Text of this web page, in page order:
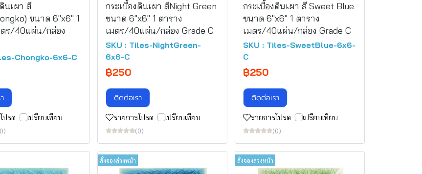
นเผา สี
ขนาด 6"x6" 1
ตร/40แผ่น/กล่อง
Chongko-6x6-C
ปรด เปรียบเทียบ
กระเบื้องดินเผา สีNight Green
ขนาด 6"x6" 1 ตาราง
เมตร/40แผ่น/กล่อง Grade C
SKU : Tiles-NightGreen-
6x6-C
฿250
ติดต่อเรา
รายการโปรด เปรียบเทียบ
(0)
กระเบื้องดินเผา สี Sweet Blue
ขนาด 6"x6" 1 ตาราง
เมตร/40แผ่น/กล่อง Grade C
SKU : Tiles-SweetBlue-6x6-
C
฿250
ติดต่อเรา
รายการโปรด เปรียบเทียบ
(0)
สั่งจองล่วงหน้า สั่งจองล่วงหน้า